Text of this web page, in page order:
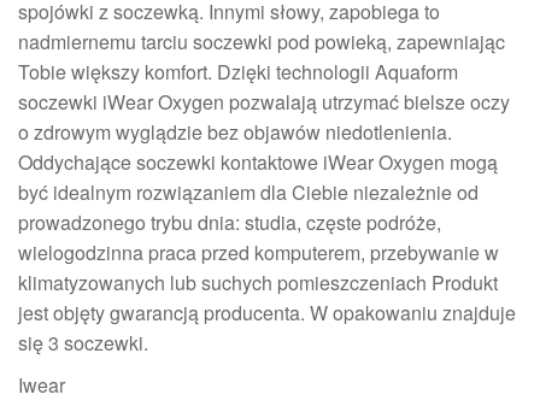
spojówki z soczewką. Innymi słowy, zapobiega to
nadmiernemu tarciu soczewki pod powieką, zapewniając
Tobie większy komfort. Dzięki technologii Aquaform
soczewki iWear Oxygen pozwalają utrzymać bielsze oczy
o zdrowym wyglądzie bez objawów niedotlenienia.
Oddychające soczewki kontaktowe iWear Oxygen mogą
być idealnym rozwiązaniem dla Ciebie niezależnie od
prowadzonego trybu dnia: studia, częste podróże,
wielogodzinna praca przed komputerem, przebywanie w
klimatyzowanych lub suchych pomieszczeniach Produkt
jest objęty gwarancją producenta. W opakowaniu znajduje
się 3 soczewki.
Iwear